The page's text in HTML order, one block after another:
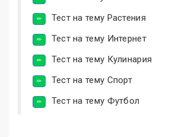
Тест на тему Растения
Тест на тему Интернет
Тест на тему Кулинария
Тест на тему Спорт
Тест на тему Футбол